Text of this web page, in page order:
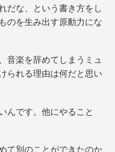
だな、という書き方をし
のを生み出す原動力にな
楽を辞めてしまうミュ
られる理由は何だと思い
んです。他にやること
て別のことができたのか